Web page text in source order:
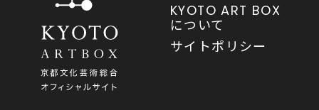
KYOTO ART BOX
について
サイトポリシー